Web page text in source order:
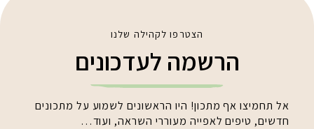
הצטרפו לקהילה שלנו
הרשמה לעדכונים
אל תחמיצו אף מתכון! היו הראשונים לשמוע על מתכונים
חדשים, טיפים לאפייה מעוררי השראה, ועוד…